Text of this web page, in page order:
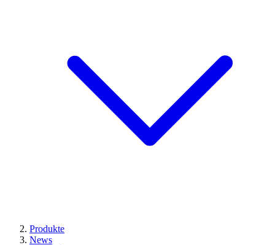
Produkte
News